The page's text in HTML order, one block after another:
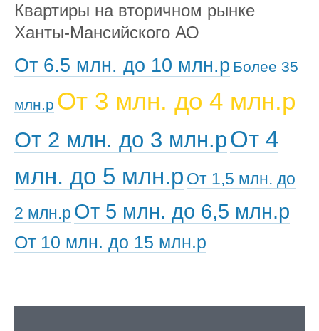
Квартиры на вторичном рынке
Ханты-Мансийского АО
От 6.5 млн. до 10 млн.р Более 35
млн.р От 3 млн. до 4 млн.р
От 2 млн. до 3 млн.рОт 4
млн. до 5 млн.р От 1,5 млн. до
2 млн.р От 5 млн. до 6,5 млн.р
От 10 млн. до 15 млн.р